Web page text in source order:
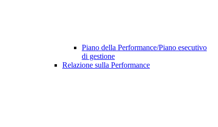
Piano della Performance/Piano esecutivo
di gestione
Relazione sulla Performance